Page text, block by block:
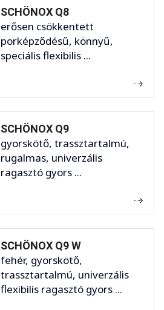
SCHÖNOX Q8
erősen csökkentett
porképződésű, könnyű,
speciális flexibilis ...
SCHÖNOX Q9
gyorskötő, trassztartalmú,
rugalmas, univerzális
ragasztó gyors ...
SCHÖNOX Q9 W
fehér, gyorskötő,
trassztartalmú, univerzális
flexibilis ragasztó gyors ...